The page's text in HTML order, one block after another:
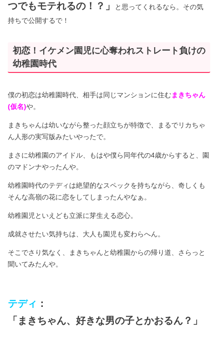
つでもモテれるの！？」
と思ってくれるなら。その気
持ちで公開するで！
初恋！イケメン園児に心奪われストレート負けの
幼稚園時代
僕の初恋は幼稚園時代、相手は同じマンションに住む まきちゃん
(仮名)や。
まきちゃんは幼いながら整った顔立ちが特徴で、まるでリカちゃ
ん人形の実写版みたいやったで。
まさに幼稚園のアイドル、もはや僕ら同年代の4歳からすると、園
のマドンナやったんや。
幼稚園時代のテディは絶望的なスペックを持ちながら、奇しくも
そんな高嶺の花に恋をしてしまったんやなぁ。
幼稚園児といえども立派に芽生える恋心。
成就させたい気持ちは、大人も園児も変わらへん。
そこでさり気なく、まきちゃんと幼稚園からの帰り道、さらっと
聞いてみたんや。
テディ ：
「まきちゃん、好きな男の子とかおるん？」